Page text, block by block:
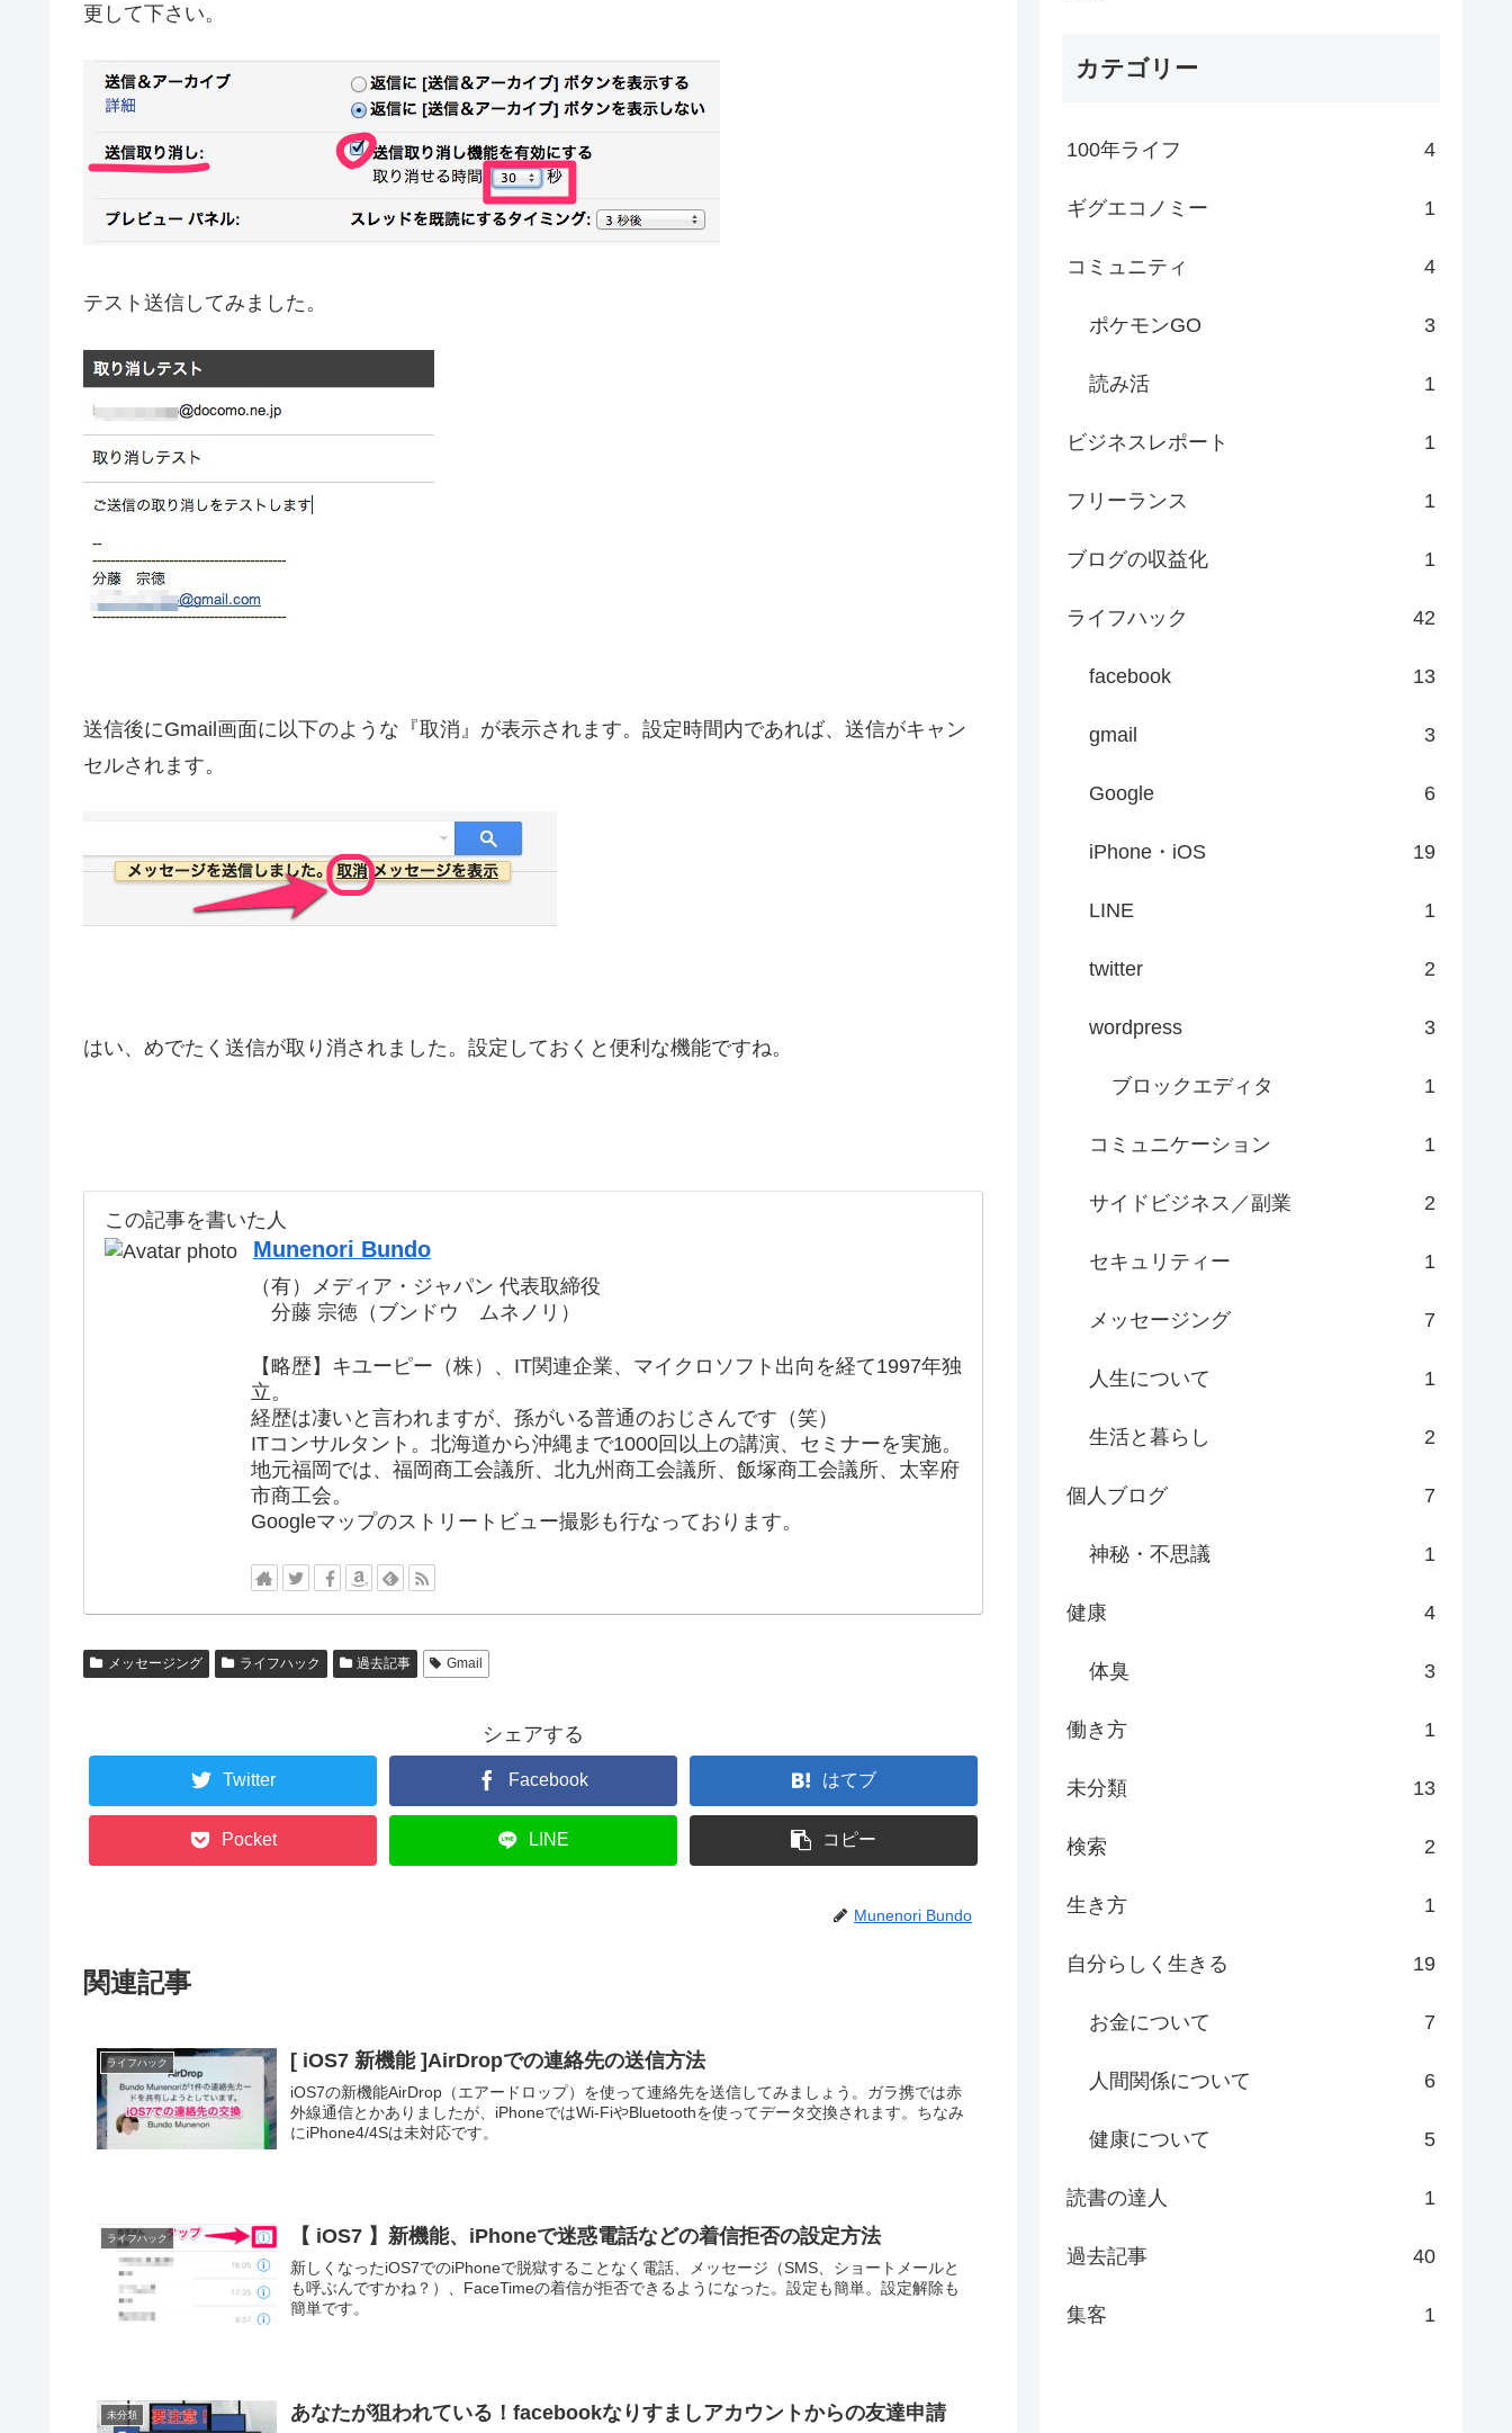
更して下さい。
テスト送信してみました。
送信後にGmail画面に以下のような『取消』が表示されます。設定時間内であれば、送信がキャン
セルされます。
はい、めでたく送信が取り消されました。設定しておくと便利な機能ですね。
この記事を書いた人
Munenori Bundo
（有）メディア・ジャパン 代表取締役
分藤 宗徳（ブンドウ ムネノリ）
【略歴】キユーピー（株）、IT関連企業、マイクロソフト出向を経て1997年独
立。
経歴は凄いと言われますが、孫がいる普通のおじさんです（笑）
ITコンサルタント。北海道から沖縄まで1000回以上の講演、セミナーを実施。
地元福岡では、福岡商工会議所、北九州商工会議所、飯塚商工会議所、太宰府
市商工会。
Googleマップのストリートビュー撮影も行なっております。
メッセージング ライフハック 過去記事 Gmail
シェアする
Twitter Facebook はてブ
Pocket LINE コピー
Munenori Bundo
関連記事
ライフハック [ iOS7 新機能 ]AirDropでの連絡先の送信方法
iOS7の新機能AirDrop（エアードロップ）を使って連絡先を送信してみましょう。ガラ携では赤
外線通信とかありましたが、iPhoneではWi-FiやBluetoothを使ってデータ交換されます。ちなみ
にiPhone4/4Sは未対応です。
ライフハック 【 iOS7 】新機能、iPhoneで迷惑電話などの着信拒否の設定方法
新しくなったiOS7でのiPhoneで脱獄することなく電話、メッセージ（SMS、ショートメールと
も呼ぶんですかね？）、FaceTimeの着信が拒否できるようになった。設定も簡単。設定解除も
簡単です。
未分類 あなたが狙われている！facebookなりすましアカウントからの友達申請
カテゴリー
100年ライフ 4
ギグエコノミー 1
コミュニティ 4
ポケモンGO 3
読み活 1
ビジネスレポート 1
フリーランス 1
ブログの収益化 1
ライフハック 42
facebook 13
gmail 3
Google 6
iPhone・iOS 19
LINE 1
twitter 2
wordpress 3
ブロックエディタ 1
コミュニケーション 1
サイドビジネス／副業 2
セキュリティー 1
メッセージング 7
人生について 1
生活と暮らし 2
個人ブログ 7
神秘・不思議 1
健康 4
体臭 3
働き方 1
未分類 13
検索 2
生き方 1
自分らしく生きる 19
お金について 7
人間関係について 6
健康について 5
読書の達人 1
過去記事 40
集客 1